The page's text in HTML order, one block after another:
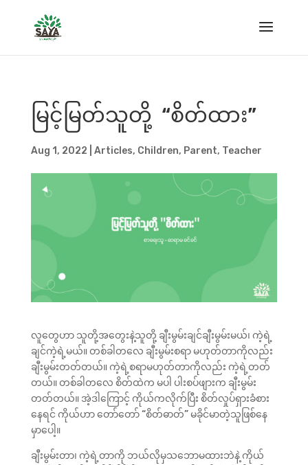
မြင့်မြတ်သူတို့ “စိတ်ထား”
Aug 1, 2022 Articles, Children, Parent, Teacher
လူတွေဟာ သူတို့အတွေးနဲ့သူတို့ ချီးမွမ်းချင်ချီးမွမ်းမယ်၊ ကဲ့ရဲ့
ချင်ကဲ့ရဲ့မယ်။ တစ်ခါတလေ ချီးမွမ်းစရာ မဟုတ်တာကိုလည်း
ချီးမွမ်းတတ်တယ်။ ကဲ့ရဲ့စရာမဟုတ်တာကိုလည်း ကဲ့ရဲ့တတ်
တယ်။ တစ်ခါတလေ စိတ်ထဲက မပါ ပါးစပ်ဖျားက ချီးမွမ်း
တတ်တယ်။ အဲ့ဒါကြောင့် ကိုယ်ကလိုက်ပြီး စိတ်လှုပ်ရှားခံစား
နေရင် ကိုယ်ဟာ တော်တော် “စိတ်ဓာတ်” မခိုင်မာတဲ့သူဖြစ်နေ
မှာပေါ့။
ချီးမွမ်းတာ၊ ကဲ့ရဲ့တာကို ဘယ်လိုမှသဘောမထားဘဲနဲ့ ကိုယ်